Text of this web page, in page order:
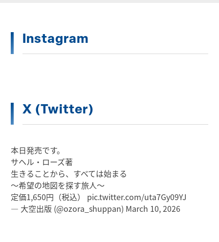
Instagram
X (Twitter)
本日発売です。
サヘル・ローズ著
生きることから、すべては始まる
～希望の地図を探す旅人～
定価1,650円（税込） pic.twitter.com/uta7Gy09YJ
— 大空出版 (@ozora_shuppan) March 10, 2026